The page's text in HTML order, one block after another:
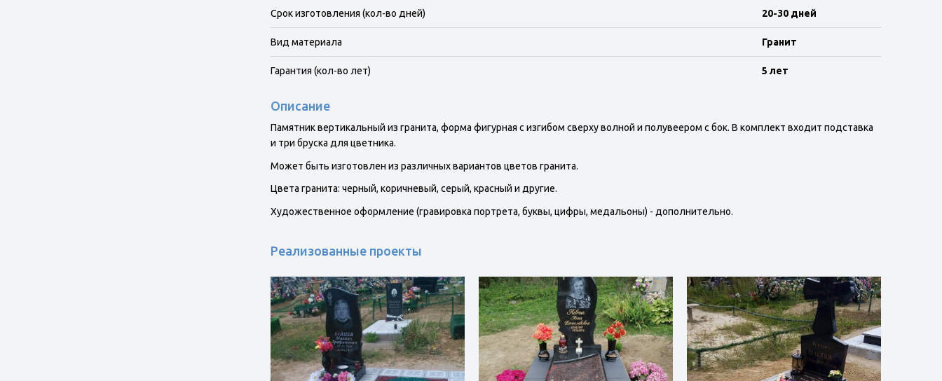
Срок изготовления (кол-во дней) 20-30 дней
Вид материала Гранит
Гарантия (кол-во лет) 5 лет
Описание
Памятник вертикальный из гранита, форма фигурная с изгибом сверху волной и полувеером с бок. В комплект входит подставка
и три бруска для цветника.
Может быть изготовлен из различных вариантов цветов гранита.
Цвета гранита: черный, коричневый, серый, красный и другие.
Художественное оформление (гравировка портрета, буквы, цифры, медальоны) - дополнительно.
Реализованные проекты